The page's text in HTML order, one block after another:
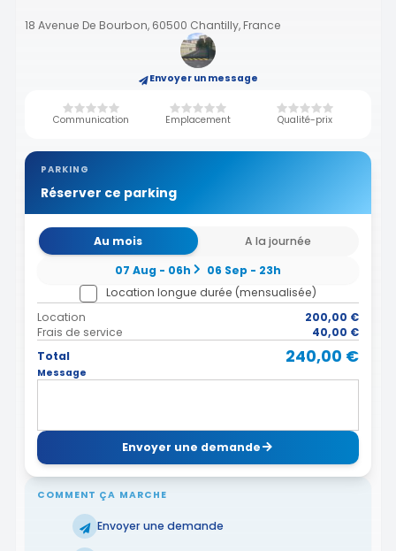
18 Avenue De Bourbon, 60500 Chantilly, France
Envoyer un message
Communication Emplacement Qualité-prix
PARKING
Réserver ce parking
Au mois
A la journée
07 Aug - 06h
06 Sep - 23h
Location longue durée (mensualisée)
Location
200,00 €
Frais de service
40,00 €
Total
240,00 €
Message
Envoyer une demande
COMMENT ÇA MARCHE
Envoyer une demande